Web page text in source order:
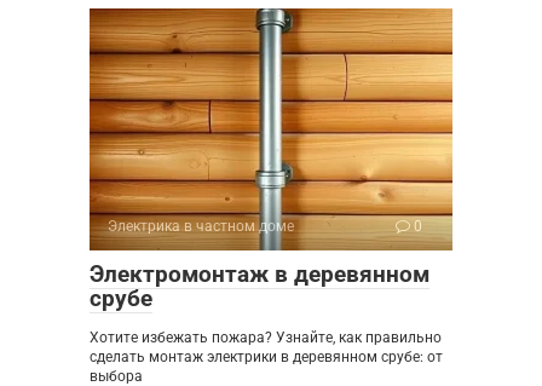
Электрика в частном доме 0
Электромонтаж в деревянном
срубе
Хотите избежать пожара? Узнайте, как правильно
сделать монтаж электрики в деревянном срубе: от
выбора